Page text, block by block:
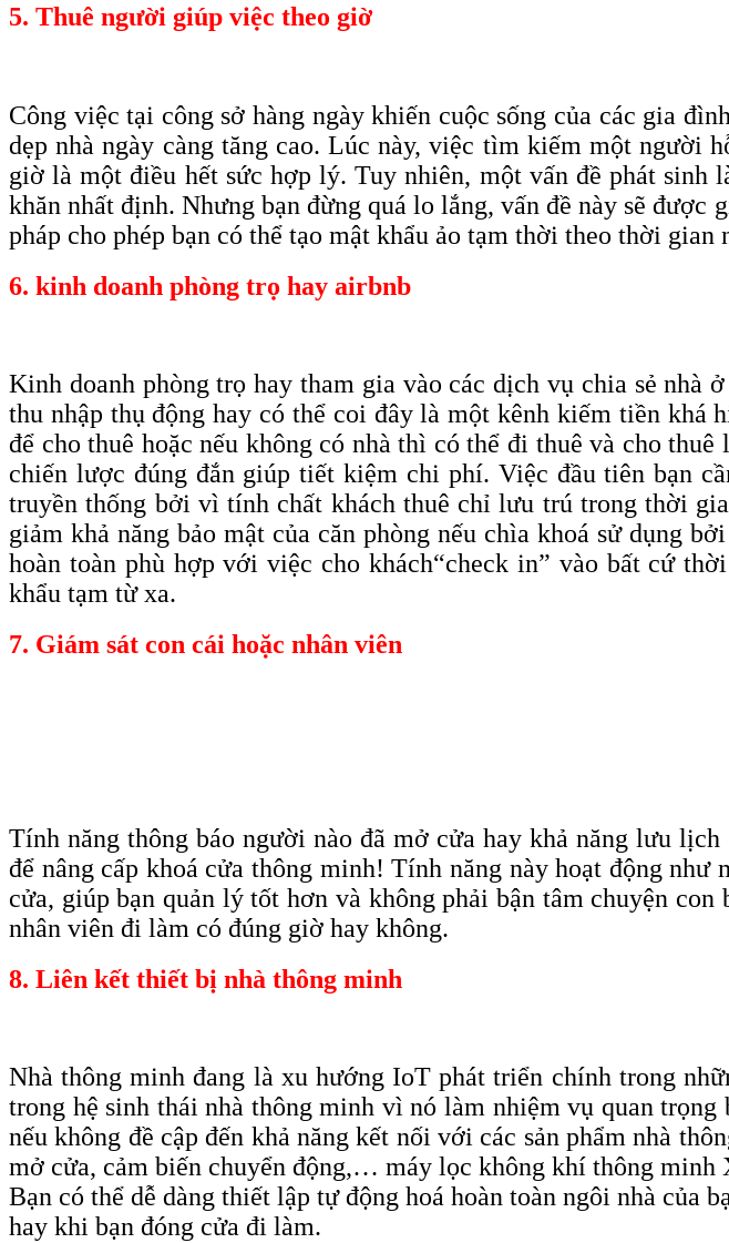
5. Thuê người giúp việc theo giờ
Công việc tại công sở hàng ngày khiến cuộc sống của các gia
dẹp nhà ngày càng tăng cao. Lúc này, việc tìm kiếm một
giờ là một điều hết sức hợp lý. Tuy nhiên, một vấn đề phát sinh
khăn nhất định. Nhưng bạn đừng quá lo lắng, vấn đề này sẽ
pháp cho phép bạn có thể tạo mật khẩu ảo tạm thời theo thời gian
6. kinh doanh phòng trọ hay airbnb
Kinh doanh phòng trọ hay tham gia vào các dịch vụ chia sẻ
thu nhập thụ động hay có thể coi đây là một kênh kiếm tiền khá
để cho thuê hoặc nếu không có nhà thì có thể đi thuê và cho
chiến lược đúng đắn giúp tiết kiệm chi phí. Việc đầu tiên bạn
truyền thống bởi vì tính chất khách thuê chỉ lưu trú trong thời
giảm khả năng bảo mật của căn phòng nếu chìa khoá sử dụng
hoàn toàn phù hợp với việc cho khách“check in” vào bất cứ
khẩu tạm từ xa.
7. Giám sát con cái hoặc nhân viên
Tính năng thông báo người nào đã mở cửa hay khả năng lưu
để nâng cấp khoá cửa thông minh! Tính năng này hoạt động
cửa, giúp bạn quản lý tốt hơn và không phải bận tâm chuyện
nhân viên đi làm có đúng giờ hay không.
8. Liên kết thiết bị nhà thông minh
Nhà thông minh đang là xu hướng IoT phát triển chính trong
trong hệ sinh thái nhà thông minh vì nó làm nhiệm vụ quan
nếu không đề cập đến khả năng kết nối với các sản phẩm nhà
mở cửa, cảm biến chuyển động,… máy lọc không khí thông
Bạn có thể dễ dàng thiết lập tự động hoá hoàn toàn ngôi nhà của
hay khi bạn đóng cửa đi làm.